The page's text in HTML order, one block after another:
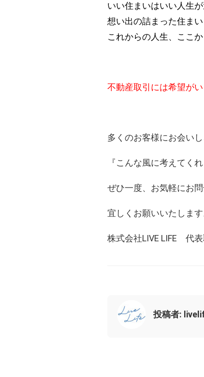
いい住まいはいい人生
想い出の詰まった住ま
これからの人生、ここ
不動産取引には希望が
多くのお客様にお会い
『こんな風に考えてく
ぜひ一度、お気軽にお問
宜しくお願いいたします
株式会社LIVE LIFE 代
投稿者: